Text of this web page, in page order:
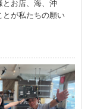
とお店、海、沖
とが私たちの願い